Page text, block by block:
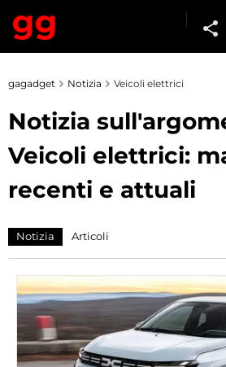
gagadget Notizia Veicoli elettrici
Notizia
Veicoli elettrici:
recenti e attuali
Notizia Articoli